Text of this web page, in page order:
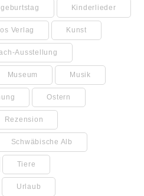
Kinderlieder
Verlag Kunst
Ausstellung
Museum Musik
Ostern
Rezension
Schwäbische Alb
Tiere
Urlaub